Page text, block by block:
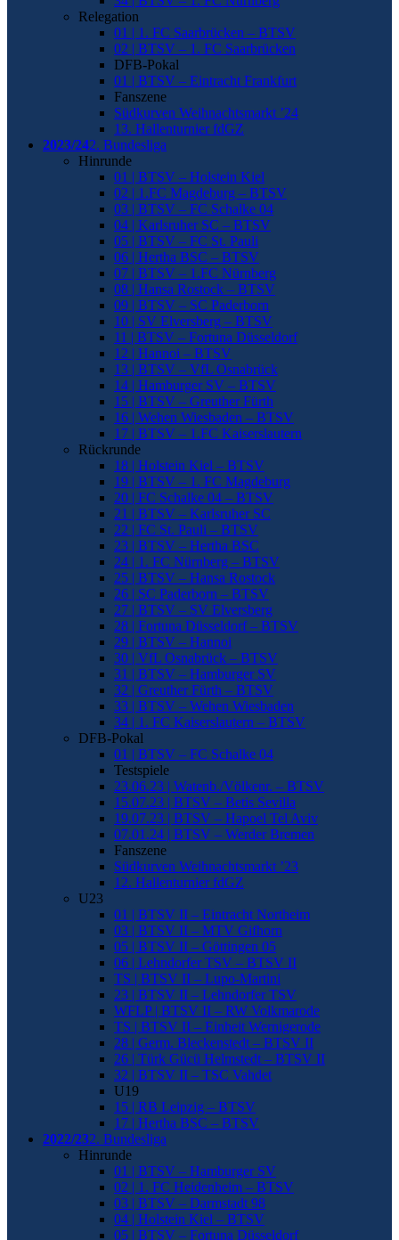
Relegation
01 | 1. FC Saarbrücken – BTSV
02 | BTSV – 1. FC Saarbrücken
DFB-Pokal
01 | BTSV – Eintracht Frankfurt
Fanszene
Südkurven Weihnachtsmarkt ’24
13. Hallenturnier fdGZ
2023/242. Bundesliga
Hinrunde
01 | BTSV – Holstein Kiel
02 | 1.FC Magdeburg – BTSV
03 | BTSV – FC Schalke 04
04 | Karlsruher SC – BTSV
05 | BTSV – FC St. Pauli
06 | Hertha BSC – BTSV
07 | BTSV – 1.FC Nürnberg
08 | Hansa Rostock – BTSV
09 | BTSV – SC Paderborn
10 | SV Elversberg – BTSV
11 | BTSV – Fortuna Düsseldorf
12 | Hannoi – BTSV
13 | BTSV – VfL Osnabrück
14 | Hamburger SV – BTSV
15 | BTSV – Greuther Fürth
16 | Wehen Wiesbaden – BTSV
17 | BTSV – 1.FC Kaiserslautern
Rückrunde
18 | Holstein Kiel – BTSV
19 | BTSV – 1. FC Magdeburg
20 | FC Schalke 04 – BTSV
21 | BTSV – Karlsruher SC
22 | FC St. Pauli – BTSV
23 | BTSV – Hertha BSC
24 | 1. FC Nürnberg – BTSV
25 | BTSV – Hansa Rostock
26 | SC Paderborn – BTSV
27 | BTSV – SV Elversberg
28 | Fortuna Düsseldorf – BTSV
29 | BTSV – Hannoi
30 | VfL Osnabrück – BTSV
31 | BTSV – Hamburger SV
32 | Greuther Fürth – BTSV
33 | BTSV – Wehen Wiesbaden
34 | 1. FC Kaiserslautern – BTSV
DFB-Pokal
01 | BTSV – FC Schalke 04
Testspiele
23.06.23 | Watenb./Völkenr. – BTSV
15.07.23 | BTSV – Betis Sevilla
19.07.23 | BTSV – Hapoel Tel Aviv
07.01.24 | BTSV – Werder Bremen
Fanszene
Südkurven Weihnachtsmarkt ’23
12. Hallenturnier fdGZ
U23
01 | BTSV II – Eintracht Northeim
03 | BTSV II – MTV Gifhorn
05 | BTSV II – Göttingen 05
06 | Lehndorfer TSV – BTSV II
TS | BTSV II – Lupo-Martini
23 | BTSV II – Lehndorfer TSV
WFLP | BTSV II – RW Volkmarode
TS | BTSV II – Einheit Wernigerode
28 | Germ. Bleckenstedt – BTSV II
26 | Türk Gücü Helmstedt – BTSV II
32 | BTSV II – TSC Vahdet
U19
15 | RB Leipzig – BTSV
17 | Hertha BSC – BTSV
2022/232. Bundesliga
Hinrunde
01 | BTSV – Hamburger SV
02 | 1. FC Heidenheim – BTSV
03 | BTSV – Darmstadt 98
04 | Holstein Kiel – BTSV
05 | BTSV – Fortuna Düsseldorf